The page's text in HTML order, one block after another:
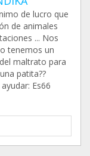
de lucro que
de animales
... Nos
tenemos un
maltrato para
patita??
Es66